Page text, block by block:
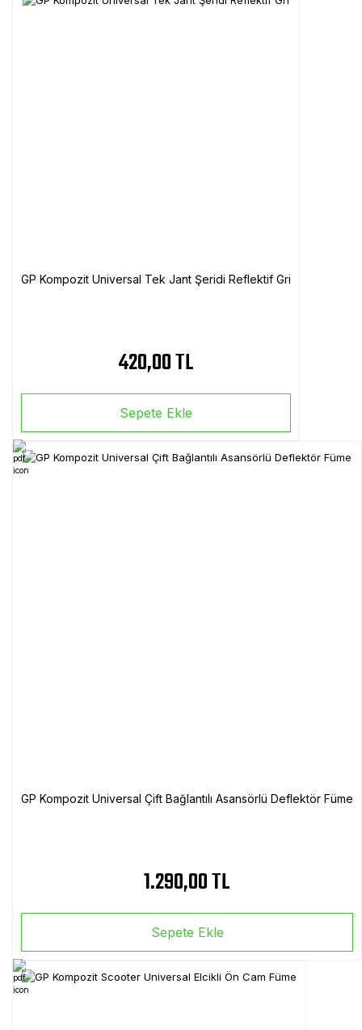
GP Kompozit Universal Tek Jant Şeridi Reflektif Gri
420,00 TL
Sepete Ekle
GP Kompozit Universal Çift Bağlantılı Asansörlü Deflektör Füme
1.290,00 TL
Sepete Ekle